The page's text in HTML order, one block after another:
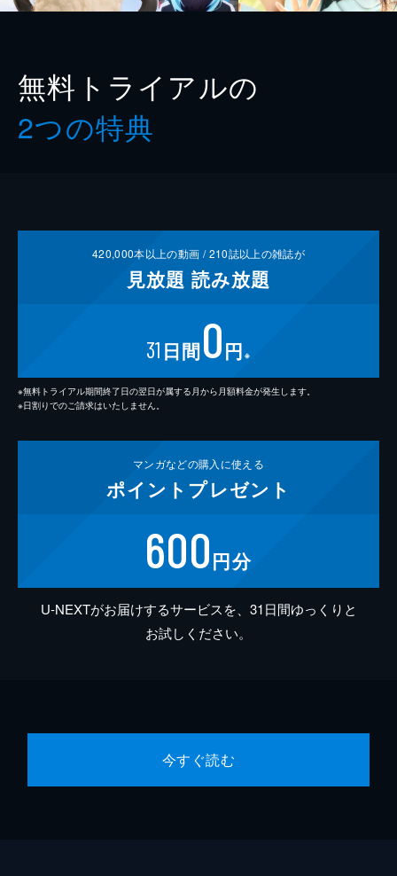
無料トライアルの
2つの特典
420,000本以上の動画 /210誌以上の雑誌が
見放題 読み放題
31 日間0円 ※
※無料トライアル期間終了日の翌日が属する月から月額料金が発生します。
※日割りでのご請求はいたしません。
マンガなどの購入に使える
ポイント プレゼント
600円分
U-NEXTがお届けするサービスを、31日間ゆっくりと
お試しください。
今すぐ読む